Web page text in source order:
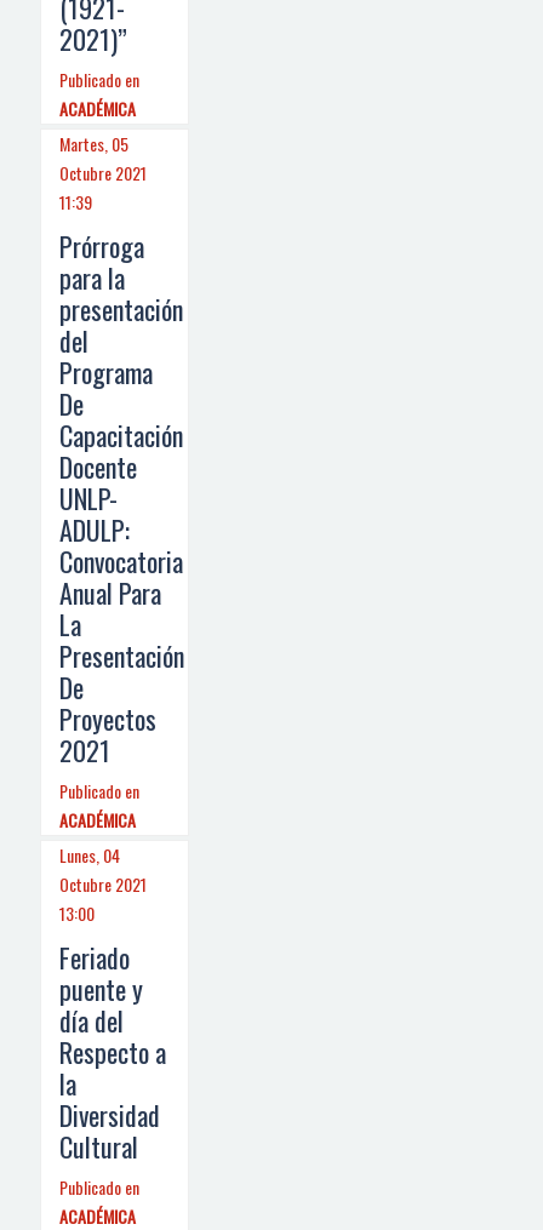
2021)”
Publicado en
ACADÉMICA
Martes, 05
Octubre 2021
11:39
Prórroga
para la
presentación
del
Programa
De
Capacitación
Docente
UNLP-
ADULP:
Convocatoria
Anual Para
La
Presentación
De
Proyectos
2021
Publicado en
ACADÉMICA
Lunes, 04
Octubre 2021
13:00
Feriado
puente y
día del
Respecto a
la
Diversidad
Cultural
Publicado en
ACADÉMICA